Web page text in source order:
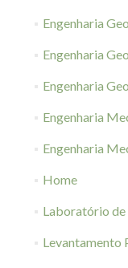
Engenharia
Engenharia
Engenharia
Engenharia
Engenharia
Home
Laboratório de
Levantamento